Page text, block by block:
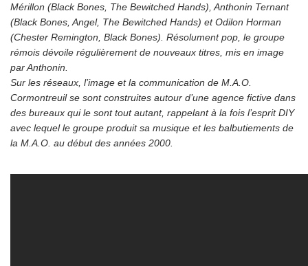
Mérillon (Black Bones, The Bewitched Hands), Anthonin Ternant
(Black Bones, Angel, The Bewitched Hands) et Odilon Horman
(Chester Remington, Black Bones). Résolument pop, le groupe
rémois dévoile régulièrement de nouveaux titres, mis en image
par Anthonin.
Sur les réseaux, l’image et la communication de M.A.O.
Cormontreuil se sont construites autour d’une agence fictive dans
des bureaux qui le sont tout autant, rappelant à la fois l’esprit DIY
avec lequel le groupe produit sa musique et les balbutiements de
la M.A.O. au début des années 2000.